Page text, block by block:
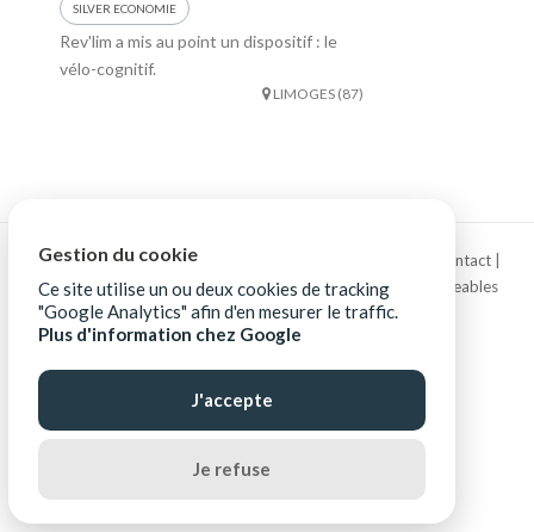
SILVER ECONOMIE
Rev'lim a mis au point un dispositif : le
vélo-cognitif.
LIMOGES (87)
Copyright © La French Tech Limousin | Contact
Protection des données personnelles|Ressources téléchargeables
Gestion du cookie
Ce site utilise un ou deux cookies de tracking
"Google Analytics" afin d'en mesurer le traffic.
Plus d'information chez Google
J'accepte
Je refuse